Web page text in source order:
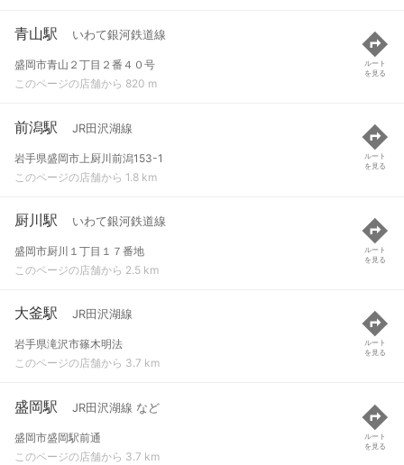
青山駅 いわて銀河鉄道線
盛岡市青山２丁目２番４０号
このページの店舗から 820 m
ルート
を見る
前潟駅 JR田沢湖線
岩手県盛岡市上厨川前潟153-1
このページの店舗から 1.8 km
ルート
を見る
厨川駅 いわて銀河鉄道線
盛岡市厨川１丁目１７番地
このページの店舗から 2.5 km
ルート
を見る
大釜駅 JR田沢湖線
岩手県滝沢市篠木明法
このページの店舗から 3.7 km
ルート
を見る
盛岡駅 JR田沢湖線 など
盛岡市盛岡駅前通
このページの店舗から 3.7 km
ルート
を見る